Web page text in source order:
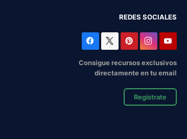
REDES SOCIALES
Consigue recursos exclusivos
directamente en tu email
Regístrate